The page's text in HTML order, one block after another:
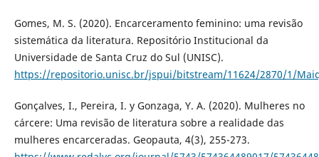
Gomes, M. S. (2020). Encarceramento feminino: uma revisão
sistemática da literatura. Repositório Institucional da
Universidade de Santa Cruz do Sul (UNISC).
https://repositorio.unisc.br/jspui/bitstream/11624/2870/1/
Gonçalves, I., Pereira, I. y Gonzaga, Y. A. (2020). Mulheres no
cárcere: Uma revisão de literatura sobre a realidade das
mulheres encarceradas. Geopauta, 4(3), 255-273.